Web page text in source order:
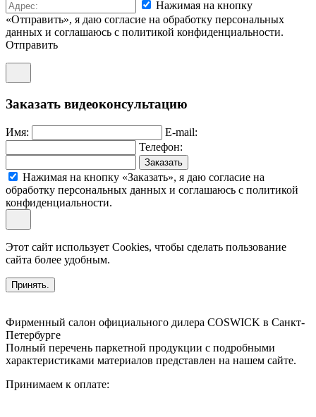
Нажимая на кнопку
«Отправить», я даю согласие на обработку персональных
данных и соглашаюсь c политикой конфиденциальности.
Отправить
Заказать видеоконсультацию
Имя:
E-mail:
Телефон:
Заказать
Нажимая на кнопку «Заказать», я даю согласие на
обработку персональных данных и соглашаюсь c политикой
конфиденциальности.
Этот сайт использует Cookies, чтобы сделать пользование
сайта более удобным.
Принять.
Фирменный салон официального дилера COSWICK в Санкт-
Петербурге
Полный перечень паркетной продукции с подробными
характеристиками материалов представлен на нашем сайте.
Принимаем к оплате: